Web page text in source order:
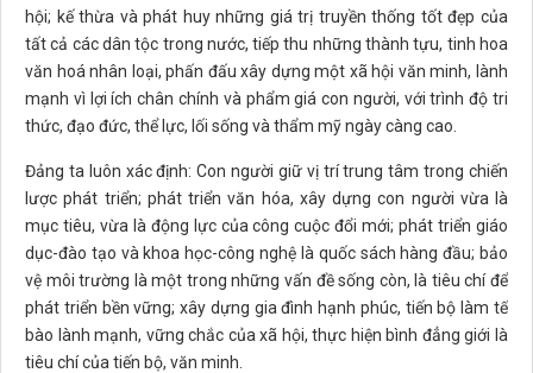
hội; kế thừa và phát huy những giá trị truyền thống tốt đẹp của
tất cả các dân tộc trong nước, tiếp thu những thành tựu, tinh hoa
văn hoá nhân loại, phấn đấu xây dựng một xã hội văn minh, lành
mạnh vì lợi ích chân chính và phẩm giá con người, với trình độ tri
thức, đạo đức, thể lực, lối sống và thẩm mỹ ngày càng cao.
Đảng ta luôn xác định: Con người giữ vị trí trung tâm trong chiến
lược phát triển; phát triển văn hóa, xây dựng con người vừa là
mục tiêu, vừa là động lực của công cuộc đổi mới; phát triển giáo
dục-đào tạo và khoa học-công nghệ là quốc sách hàng đầu; bảo
vệ môi trường là một trong những vấn đề sống còn, là tiêu chí để
phát triển bền vững; xây dựng gia đình hạnh phúc, tiến bộ làm tế
bào lành mạnh, vững chắc của xã hội, thực hiện bình đẳng giới là
tiêu chí của tiến bộ, văn minh.